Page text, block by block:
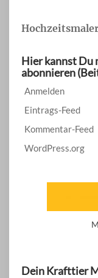
Hier kannst Du
abonnieren
Anmelden
Eintrags-Feed
Kommentar-Feed
WordPress.org
Dein Krafttier